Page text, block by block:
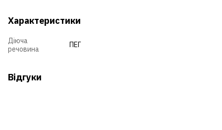
Характеристики
Діюча
речовина
ПЕГ
Відгуки